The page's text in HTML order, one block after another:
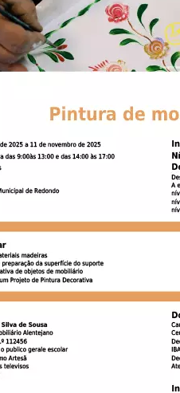
Categorias gerais
Filtros